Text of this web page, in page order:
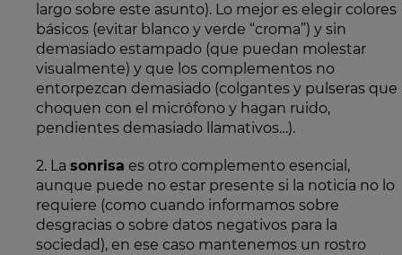
largo sobre este asunto). Lo mejor es elegir colores
básicos (evitar blanco y verde “croma”) y sin
demasiado estampado (que puedan molestar
visualmente) y que los complementos no
entorpezcan demasiado (colgantes y pulseras que
choquen con el micrófono y hagan ruido,
pendientes demasiado llamativos…).
2. La sonrisa es otro complemento esencial,
aunque puede no estar presente si la noticia no lo
requiere (como cuando informamos sobre
desgracias o sobre datos negativos para la
sociedad), en ese caso mantenemos un rostro